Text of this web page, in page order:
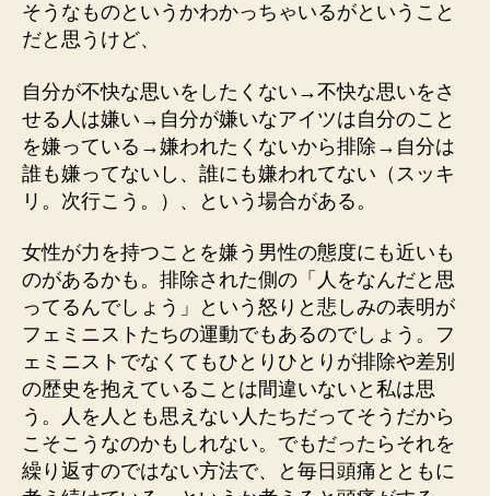
そうなものというかわかっちゃいるがということ
だと思うけど、
自分が不快な思いをしたくない→不快な思いをさ
せる人は嫌い→自分が嫌いなアイツは自分のこと
を嫌っている→嫌われたくないから排除→自分は
誰も嫌ってないし、誰にも嫌われてない（スッキ
リ。次行こう。）、という場合がある。
女性が力を持つことを嫌う男性の態度にも近いも
のがあるかも。排除された側の「人をなんだと思
ってるんでしょう」という怒りと悲しみの表明が
フェミニストたちの運動でもあるのでしょう。フ
ェミニストでなくてもひとりひとりが排除や差別
の歴史を抱えていることは間違いないと私は思
う。人を人とも思えない人たちだってそうだから
こそこうなのかもしれない。でもだったらそれを
繰り返すのではない方法で、と毎日頭痛とともに